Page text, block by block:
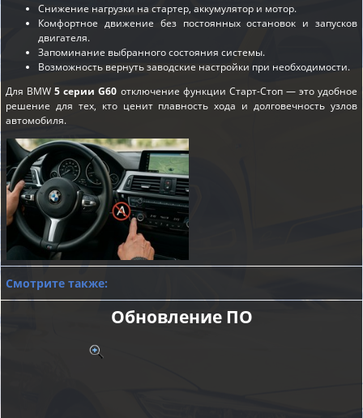
Снижение нагрузки на стартер, аккумулятор и мотор.
Комфортное движение без постоянных остановок и запусков
двигателя.
Запоминание выбранного состояния системы.
Возможность вернуть заводские настройки при необходимости.
Для BMW5 серии G60 отключение функции Старт-Стоп — это удобное
решение для тех, кто ценит плавность хода и долговечность узлов
автомобиля.
Смотрите также:
Обновление ПО